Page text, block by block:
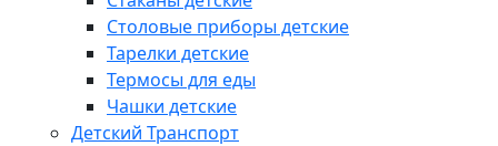
Столовые приборы детские
Тарелки детские
Термосы для еды
Чашки детские
Детский Транспорт